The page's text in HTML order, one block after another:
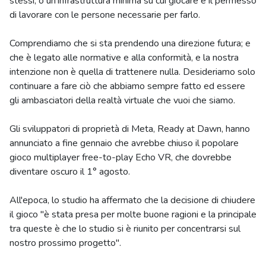
di lavorare con le persone necessarie per farlo.
Comprendiamo che si sta prendendo una direzione futura; e
che è legato alle normative e alla conformità, e la nostra
intenzione non è quella di trattenere nulla. Desideriamo solo
continuare a fare ciò che abbiamo sempre fatto ed essere
gli ambasciatori della realtà virtuale che vuoi che siamo.
Gli sviluppatori di proprietà di Meta, Ready at Dawn, hanno
annunciato a fine gennaio che avrebbe chiuso il popolare
gioco multiplayer free-to-play Echo VR, che dovrebbe
diventare oscuro il 1° agosto.
All'epoca, lo studio ha affermato che la decisione di chiudere
il gioco "è stata presa per molte buone ragioni e la principale
tra queste è che lo studio si è riunito per concentrarsi sul
nostro prossimo progetto".